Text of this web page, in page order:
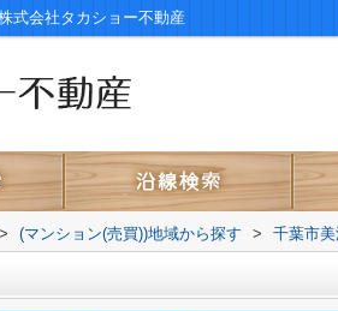
式会社タカショー不動産
> (マンション(売買))地域から探す > 千葉市